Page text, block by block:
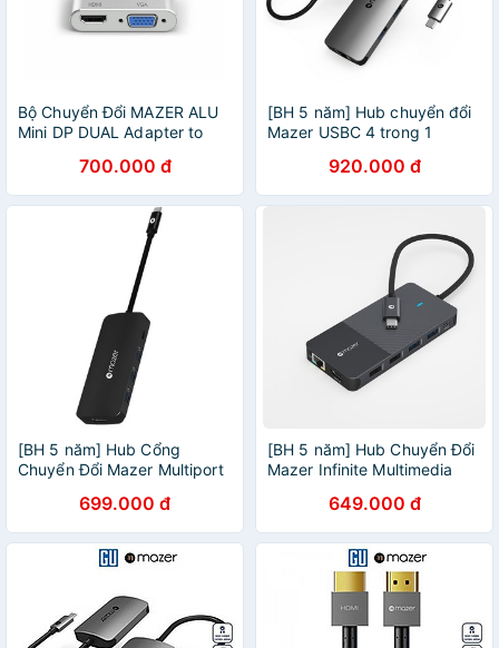
Bộ Chuyển Đổi MAZER ALU
Mini DP DUAL Adapter to
MDPDUAL200700.000 đ
[BH 5 năm] Hub chuyển đổi
Mazer USBC 4 trong 1
920.000 đ
[BH 5 năm] Hub Cổng
Chuyển Đổi Mazer Multiport
699.000 đ
[BH 5 năm] Hub Chuyển Đổi
Mazer Infinite Multimedia
xuất 3 màn hình
649.000 đ